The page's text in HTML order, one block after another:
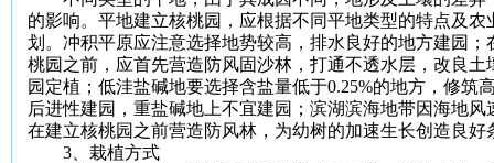
的影响。平地建立核桃园，应根据不同平地类型的特点及
划。冲积平原应注意选择地势较高，排水良好的地方建园
桃园之前，应首先营造防风固沙林，打通不透水层，改良
园定植；低洼盐碱地要选择含盐量低于0.25%的地方，修筑
后进性建园，重盐碱地上不宜建园；滨湖滨海地带因海地
在建立核桃园之前营造防风林，为幼树的加速生长创造良好
3 、栽植方式